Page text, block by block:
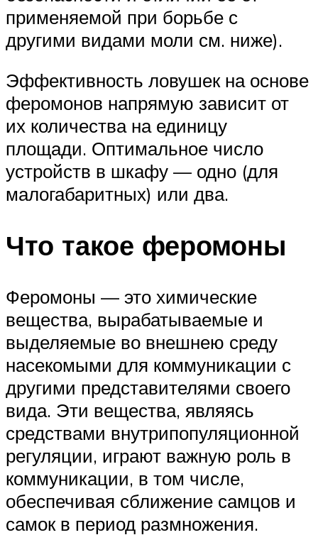
применяемой при борьбе с
другими видами моли см. ниже).
Эффективность ловушек на основе
феромонов напрямую зависит от
их количества на единицу
площади. Оптимальное число
устройств в шкафу — одно (для
малогабаритных) или два.
Что такое феромоны
Феромоны — это химические
вещества, вырабатываемые и
выделяемые во внешнею среду
насекомыми для коммуникации с
другими представителями своего
вида. Эти вещества, являясь
средствами внутрипопуляционной
регуляции, играют важную роль в
коммуникации, в том числе,
обеспечивая сближение самцов и
самок в период размножения.